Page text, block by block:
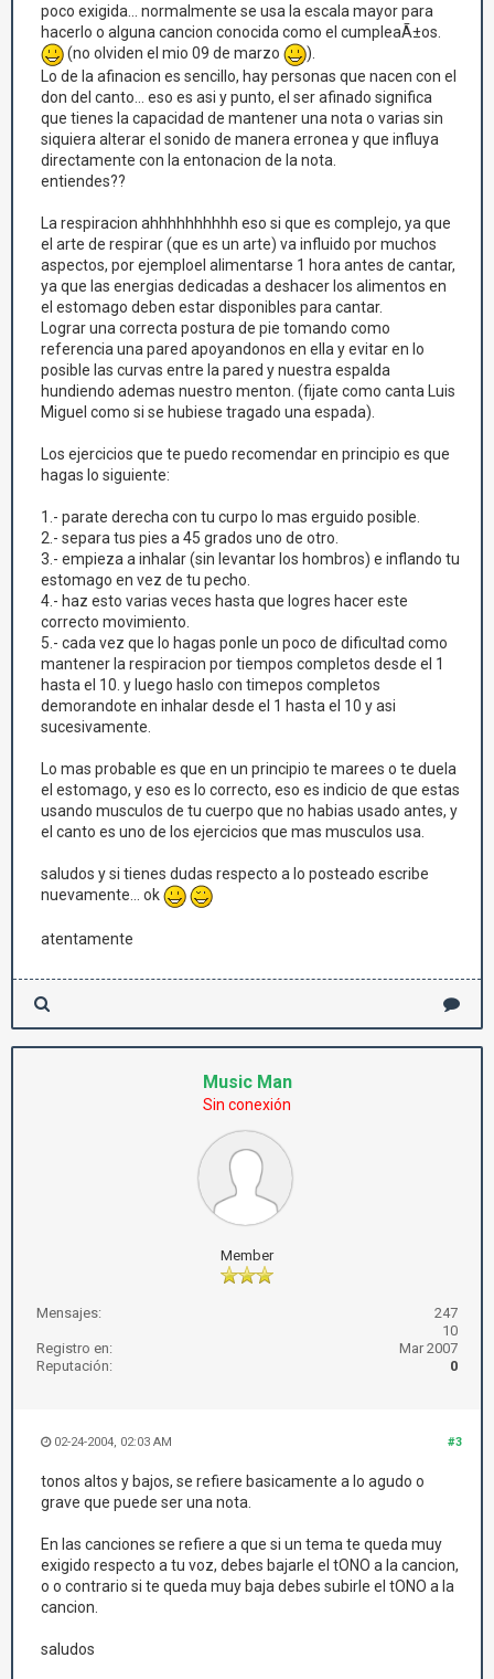
poco exigida... normalmente se usa la escala mayor para
hacerlo o alguna cancion conocida como el cumpleaÃ±os.
(no olviden el mio 09 de marzo
).
Lo de la afinacion es sencillo, hay personas que nacen con el
don del canto... eso es asi y punto, el ser afinado significa
que tienes la capacidad de mantener una nota o varias sin
siquiera alterar el sonido de manera erronea y que influya
directamente con la entonacion de la nota.
entiendes??
La respiracion ahhhhhhhhhh eso si que es complejo, ya que
el arte de respirar (que es un arte) va influido por muchos
aspectos, por ejemploel alimentarse 1 hora antes de cantar,
ya que las energias dedicadas a deshacer los alimentos en
el estomago deben estar disponibles para cantar.
Lograr una correcta postura de pie tomando como
referencia una pared apoyandonos en ella y evitar en lo
posible las curvas entre la pared y nuestra espalda
hundiendo ademas nuestro menton. (fijate como canta Luis
Miguel como si se hubiese tragado una espada).
Los ejercicios que te puedo recomendar en principio es que
hagas lo siguiente:
1.- parate derecha con tu curpo lo mas erguido posible.
2.- separa tus pies a 45 grados uno de otro.
3.- empieza a inhalar (sin levantar los hombros) e inflando tu
estomago en vez de tu pecho.
4.- haz esto varias veces hasta que logres hacer este
correcto movimiento.
5.- cada vez que lo hagas ponle un poco de dificultad como
mantener la respiracion por tiempos completos desde el 1
hasta el 10. y luego haslo con timepos completos
demorandote en inhalar desde el 1 hasta el 10 y asi
sucesivamente.
Lo mas probable es que en un principio te marees o te duela
el estomago, y eso es lo correcto, eso es indicio de que estas
usando musculos de tu cuerpo que no habias usado antes, y
el canto es uno de los ejercicios que mas musculos usa.
saludos y si tienes dudas respecto a lo posteado escribe
nuevamente... ok
atentamente
Music Man
Sin conexión
Member
Mensajes:
247
10
Registro en:
Mar 2007
Reputación:
0
#3
02-24-2004, 02:03 AM
tonos altos y bajos, se refiere basicamente a lo agudo o
grave que puede ser una nota.
En las canciones se refiere a que si un tema te queda muy
exigido respecto a tu voz, debes bajarle el tONO a la cancion,
o o contrario si te queda muy baja debes subirle el tONO a la
cancion.
saludos